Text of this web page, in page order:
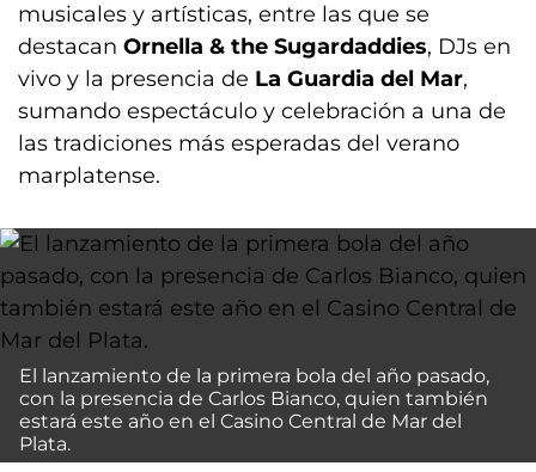
musicales y artísticas, entre las que se
destacan Ornella & the Sugardaddies, DJs en
vivo y la presencia de La Guardia del Mar,
sumando espectáculo y celebración a una de
las tradiciones más esperadas del verano
marplatense.
El lanzamiento de la primera bola del año pasado,
con la presencia de Carlos Bianco, quien también
estará este año en el Casino Central de Mar del
Plata.